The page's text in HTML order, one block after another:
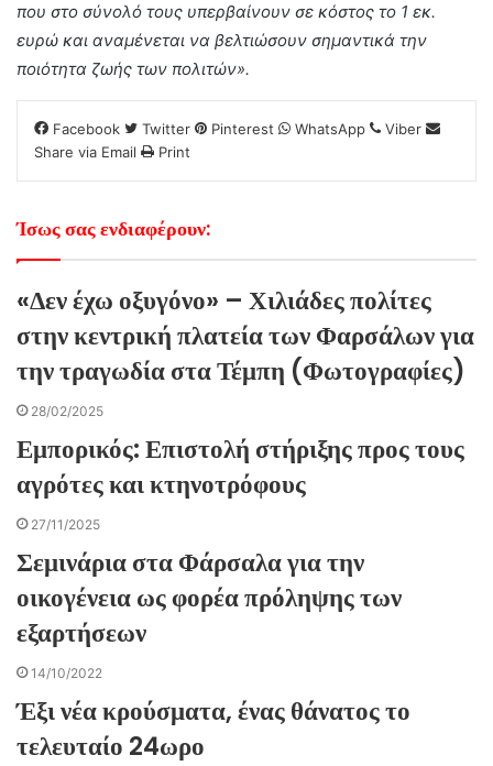
που στο σύνολό τους υπερβαίνουν σε κόστος το 1 εκ.
ευρώ και αναμένεται να βελτιώσουν σημαντικά την
ποιότητα ζωής των πολιτών».
Facebook Twitter Pinterest WhatsApp
Viber
Share via Email
Print
Ίσως σας ενδιαφέρουν:
«Δεν έχω οξυγόνο» – Χιλιάδες πολίτες
στην κεντρική πλατεία των Φαρσάλων για
την τραγωδία στα Τέμπη (Φωτογραφίες)
28/02/2025
Εμπορικός: Επιστολή στήριξης προς τους
αγρότες και κτηνοτρόφους
27/11/2025
Σεμινάρια στα Φάρσαλα για την
οικογένεια ως φορέα πρόληψης των
εξαρτήσεων
14/10/2022
Έξι νέα κρούσματα, ένας θάνατος το
τελευταίο 24ωρο